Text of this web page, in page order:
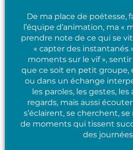
De ma place de poétesse,
l’équipe d’animation, ma «
prendre note de ce qui se
« capter des instantanés
moments sur le vif »,
que ce soit en petit groupe,
ou dans un échange
les paroles, les gestes,
regards, mais aussi
s’éclairent, se cherchent,
de moments qui tissent
des